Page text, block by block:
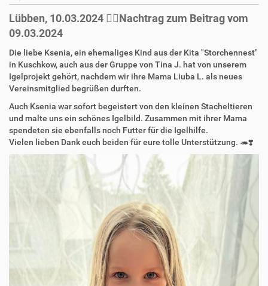
Lübben, 10.03.2024 👉🏻Nachtrag zum Beitrag vom
09.03.2024
Die liebe Ksenia, ein ehemaliges Kind aus der Kita "Storchennest"
in Kuschkow, auch aus der Gruppe von Tina J. hat von unserem
Igelprojekt gehört, nachdem wir ihre Mama Liuba L. als neues
Vereinsmitglied begrüßen durften.
Auch Ksenia war sofort begeistert von den kleinen Stacheltieren
und malte uns ein schönes Igelbild. Zusammen mit ihrer Mama
spendeten sie ebenfalls noch Futter für die Igelhilfe.
Vielen lieben Dank euch beiden für eure tolle Unterstützung. 🦔❣️